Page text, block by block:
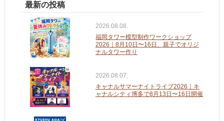
最新の投稿
2026.08.08.
福岡タワー模型制作ワークショップ
2026｜8月10日〜16日、親子でオリジ
ナルタワー作り
2026.08.07.
キャナルサマーナイトライブ2026｜キ
ャナルシティ博多で8月13日〜16日開催